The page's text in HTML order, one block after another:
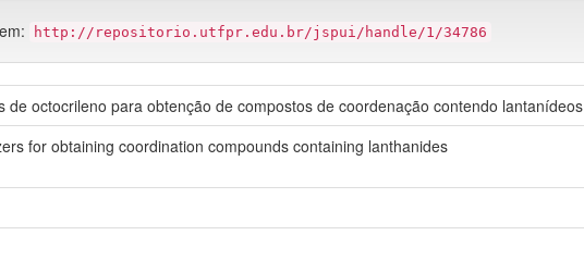
http://repositorio.utfpr.edu.br/jspui/handle/1/34786
de octocrileno para obtenção de compostos de coordenação contendo lantanídeos
for obtaining coordination compounds containing lanthanides